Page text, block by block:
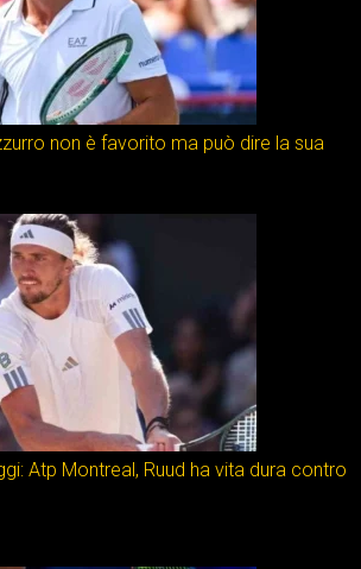
non è favorito ma può dire la sua
Atp Montreal, Ruud ha vita dura contro